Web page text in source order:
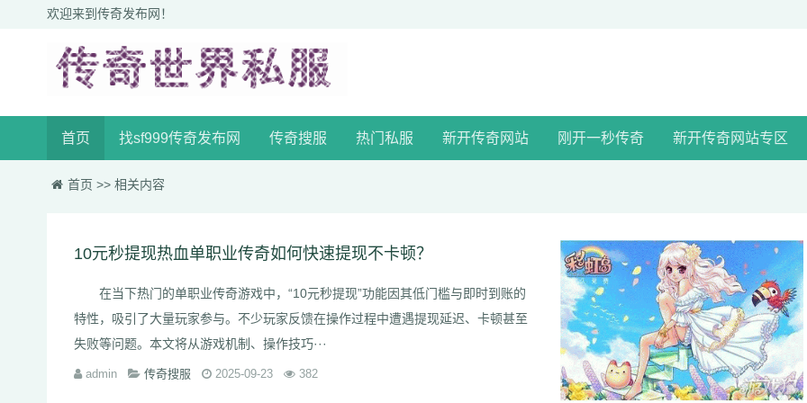
欢迎来到传奇发布网！
首页 找sf999传奇发布网 传奇搜服 热门私服 新开传奇网站 刚开一秒传奇 新开传奇网站专区
首页 >> 相关内容
10元秒提现热血单职业传奇如何快速提现不卡顿？
在当下热门的单职业传奇游戏中，“10元秒提现”功能因其低门槛与即时到账的
特性，吸引了大量玩家参与。不少玩家反馈在操作过程中遭遇提现延迟、卡顿甚至
失败等问题。本文将从游戏机制、操作技巧···
admin 传奇搜服 2025-09-23 382